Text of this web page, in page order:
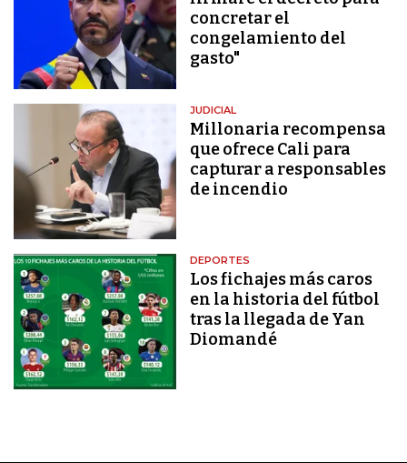
concretar el
congelamiento del
gasto"
JUDICIAL
Millonaria recompensa
que ofrece Cali para
capturar a responsables
de incendio
DEPORTES
Los fichajes más caros
en la historia del fútbol
tras la llegada de Yan
Diomandé